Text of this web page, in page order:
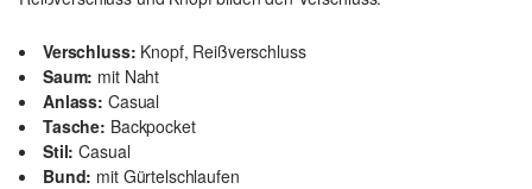
Verschluss: Knopf, Reißverschluss
Saum: mit Naht
Anlass: Casual
Tasche: Backpocket
Stil: Casual
Bund: mit Gürtelschlaufen